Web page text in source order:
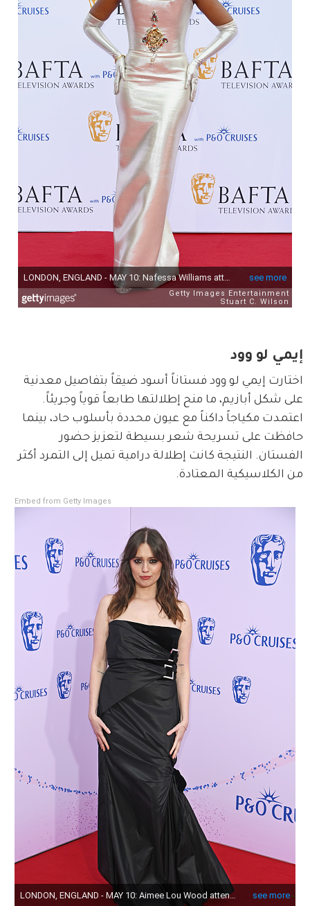
إيمي لو وود
اختارت إيمي لو وود فستاناً أسود ضيقاً بتفاصيل معدنية
على شكل أبازيم، ما منح إطلالتها طابعاً قوياً وجريئاً.
اعتمدت مكياجاً داكناً مع عيون محددة بأسلوب حاد، بينما
حافظت على تسريحة شعر بسيطة لتعزيز حضور
الفستان. النتيجة كانت إطلالة درامية تميل إلى التمرد أكثر
من الكلاسيكية المعتادة.
Embed from Getty Images